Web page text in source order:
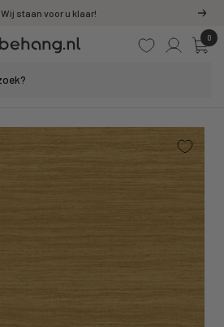
Wij staan voor u klaar!
0
Behang.nl